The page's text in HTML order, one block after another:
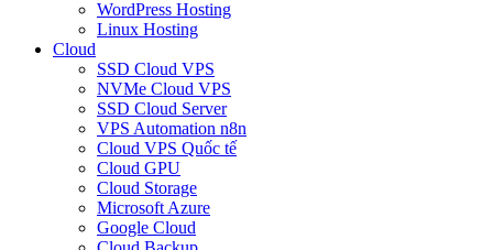
WordPress Hosting
Linux Hosting
Cloud
SSD Cloud VPS
NVMe Cloud VPS
SSD Cloud Server
VPS Automation n8n
Cloud VPS Quốc tế
Cloud GPU
Cloud Storage
Microsoft Azure
Google Cloud